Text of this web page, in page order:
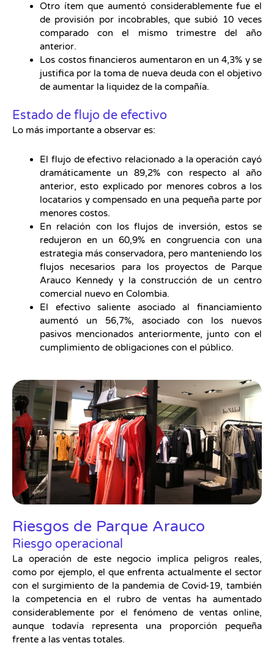
Otro ítem que aumentó considerablemente fue el
de provisión por incobrables, que subió 10 veces
comparado con el mismo trimestre del año
anterior.
Los costos financieros aumentaron en un 4,3% y se
justifica por la toma de nueva deuda con el objetivo
de aumentar la liquidez de la compañía.
Estado de flujo de efectivo
Lo más importante a observar es:
El flujo de efectivo relacionado a la operación cayó
dramáticamente un 89,2% con respecto al año
anterior, esto explicado por menores cobros a los
locatarios y compensado en una pequeña parte por
menores costos.
En relación con los flujos de inversión, estos se
redujeron en un 60,9% en congruencia con una
estrategia más conservadora, pero manteniendo los
flujos necesarios para los proyectos de Parque
Arauco Kennedy y la construcción de un centro
comercial nuevo en Colombia.
El efectivo saliente asociado al financiamiento
aumentó un 56,7%, asociado con los nuevos
pasivos mencionados anteriormente, junto con el
cumplimiento de obligaciones con el público.
Riesgos de Parque Arauco
Riesgo operacional
La operación de este negocio implica peligros reales,
como por ejemplo, el que enfrenta actualmente el sector
con el surgimiento de la pandemia de Covid-19, también
la competencia en el rubro de ventas ha aumentado
considerablemente por el fenómeno de ventas online,
aunque todavía representa una proporción pequeña
frente a las ventas totales.